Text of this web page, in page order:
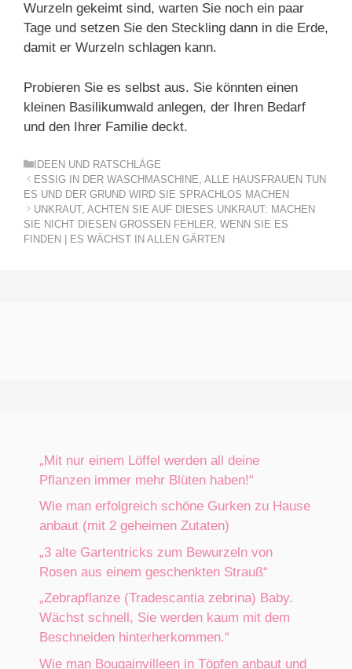
Wurzeln gekeimt sind, warten Sie noch ein paar
Tage und setzen Sie den Steckling dann in die Erde,
damit er Wurzeln schlagen kann.
Probieren Sie es selbst aus. Sie könnten einen
kleinen Basilikumwald anlegen, der Ihren Bedarf
und den Ihrer Familie deckt.
Kategorien
IDEEN UND RATSCHLÄGE
ESSIG IN DER WASCHMASCHINE, ALLE HAUSFRAUEN TUN
ES UND DER GRUND WIRD SIE SPRACHLOS MACHEN
UNKRAUT, ACHTEN SIE AUF DIESES UNKRAUT: MACHEN
SIE NICHT DIESEN GROSSEN FEHLER, WENN SIE ES
FINDEN | ES WÄCHST IN ALLEN GÄRTEN
„Mit nur einem Löffel werden all deine
Pflanzen immer mehr Blüten haben!“
Wie man erfolgreich schöne Gurken zu Hause
anbaut (mit 2 geheimen Zutaten)
„3 alte Gartentricks zum Bewurzeln von
Rosen aus einem geschenkten Strauß“
„Zebrapflanze (Tradescantia zebrina) Baby.
Wächst schnell, Sie werden kaum mit dem
Beschneiden hinterherkommen.“
Wie man Bougainvilleen in Töpfen anbaut und